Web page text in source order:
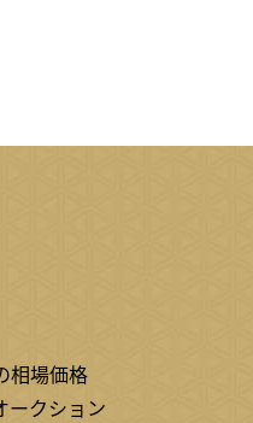
相場価格
ークション